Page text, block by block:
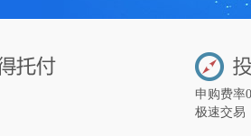
申购费率
极速交易